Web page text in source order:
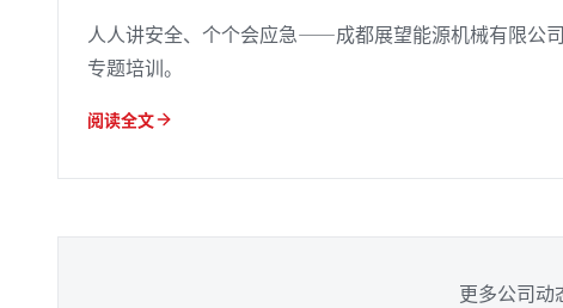
人人讲安全、个个会应急——成都展望能源机械有限公
专题培训。
阅读全文
更多公司动